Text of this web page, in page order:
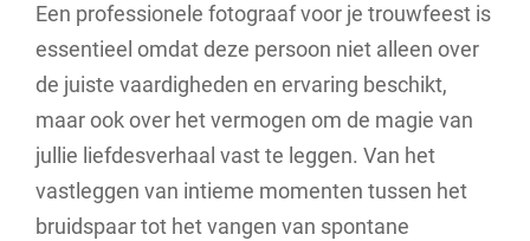
Een professionele fotograaf voor je trouwfeest is
essentieel omdat deze persoon niet alleen over
de juiste vaardigheden en ervaring beschikt,
maar ook over het vermogen om de magie van
jullie liefdesverhaal vast te leggen. Van het
vastleggen van intieme momenten tussen het
bruidspaar tot het vangen van spontane